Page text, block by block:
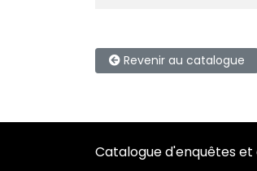
Revenir au catalogue
Catalogue d'enquêtes et